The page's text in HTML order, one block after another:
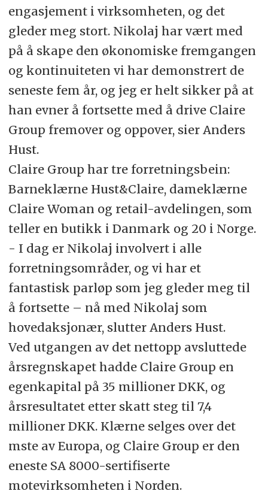
engasjement i virksomheten, og det
gleder meg stort. Nikolaj har vært med
på å skape den økonomiske fremgangen
og kontinuiteten vi har demonstrert de
seneste fem år, og jeg er helt sikker på at
han evner å fortsette med å drive Claire
Group fremover og oppover, sier Anders
Hust.
Claire Group har tre forretningsbein:
Barneklærne Hust&Claire, dameklærne
Claire Woman og retail-avdelingen, som
teller en butikk i Danmark og 20 i Norge.
- I dag er Nikolaj involvert i alle
forretningsområder, og vi har et
fantastisk parløp som jeg gleder meg til
å fortsette – nå med Nikolaj som
hovedaksjonær, slutter Anders Hust.
Ved utgangen av det nettopp avsluttede
årsregnskapet hadde Claire Group en
egenkapital på 35 millioner DKK, og
årsresultatet etter skatt steg til 7,4
millioner DKK. Klærne selges over det
mste av Europa, og Claire Group er den
eneste SA 8000-sertifiserte
motevirksomheten i Norden.